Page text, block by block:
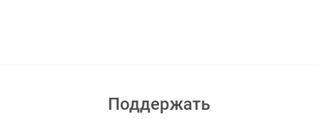
Поддержать